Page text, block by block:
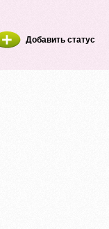
Добавить статус